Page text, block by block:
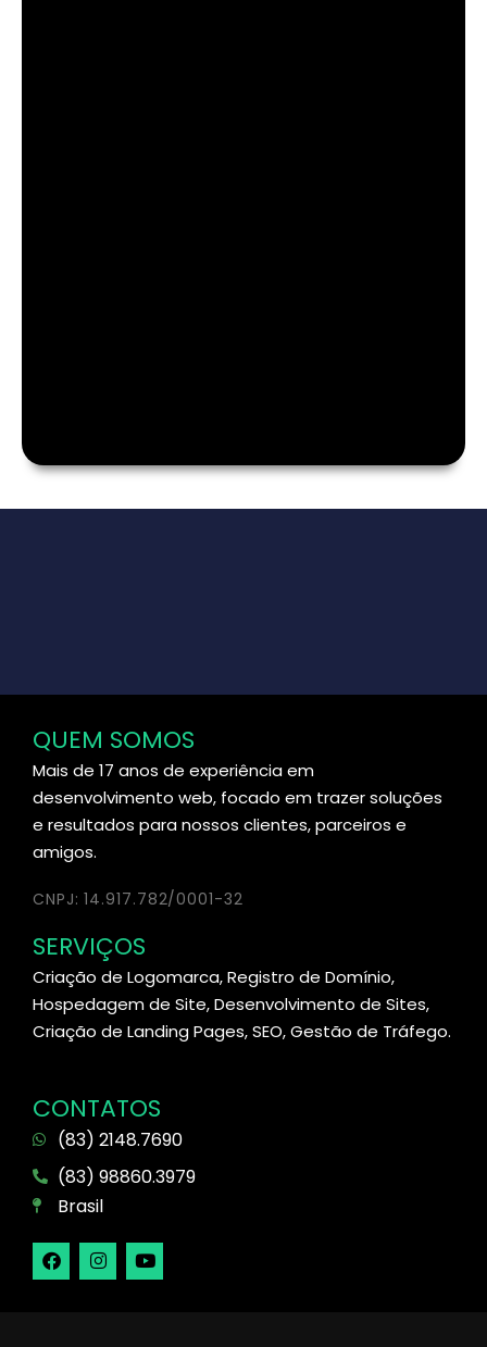
QUEM SOMOS
Mais de 17 anos de experiência em
desenvolvimento web, focado em trazer soluções
e resultados para nossos clientes, parceiros e
amigos.
CNPJ: 14.917.782/0001-32
SERVIÇOS
Criação de Logomarca, Registro de Domínio,
Hospedagem de Site, Desenvolvimento de Sites,
Criação de Landing Pages, SEO, Gestão de Tráfego.
CONTATOS
(83) 2148.7690
(83) 98860.3979
Brasil